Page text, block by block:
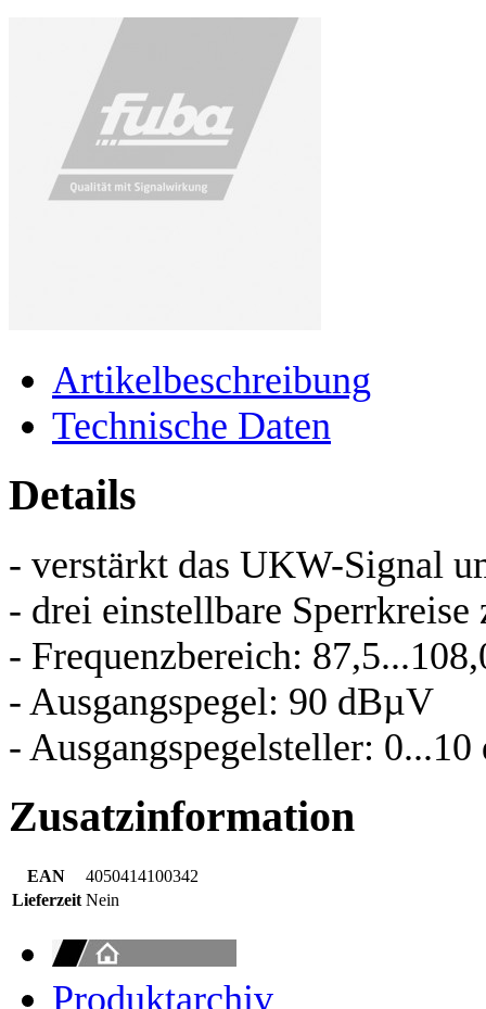
Artikelbeschreibung
Technische Daten
Details
- verstärkt das UKW-Signal
- drei einstellbare
- Frequenzbereich:
- Ausgangspegel: 90 dBµV
- Ausgangspegelsteller: 0...10
Zusatzinformation
EAN
4050414100342
Lieferzeit Nein
Produktarchiv